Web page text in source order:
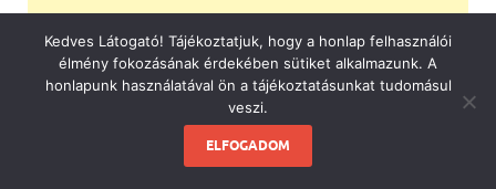
Kedves Látogató! Tájékoztatjuk, hogy a honlap felhasználói
élmény fokozásának érdekében sütiket alkalmazunk. A
honlapunk használatával ön a tájékoztatásunkat tudomásul
veszi.
ELFOGADOM